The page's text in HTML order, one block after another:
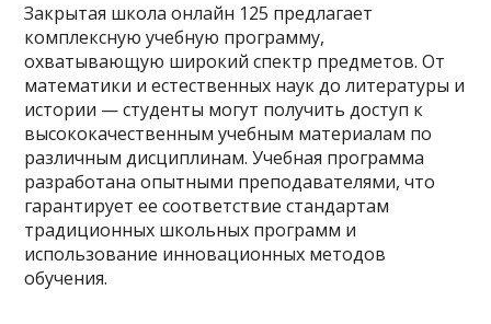
Закрытая школа онлайн 125 предлагает
комплексную учебную программу,
охватывающую широкий спектр предметов. От
математики и естественных наук до литературы и
истории — студенты могут получить доступ к
высококачественным учебным материалам по
различным дисциплинам. Учебная программа
разработана опытными преподавателями, что
гарантирует ее соответствие стандартам
традиционных школьных программ и
использование инновационных методов
обучения.